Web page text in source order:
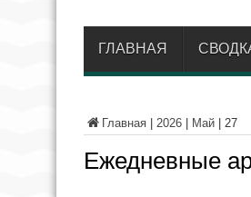
ГЛАВНАЯ
Главная 2026 Май 27
Ежедневные